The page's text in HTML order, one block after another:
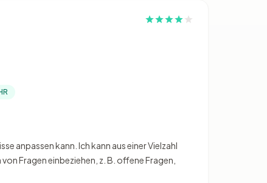
anpassen kann. Ich kann aus einer Vielzahl
Fragen einbeziehen, z. B. offene Fragen,